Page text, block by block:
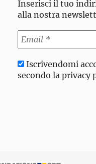
Inserisci il tuo
alla nostra
Iscrivendomi
secondo la privacy